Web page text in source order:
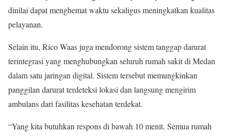
dinilai dapat menghemat waktu sekaligus meningkatkan kualitas
pelayanan.
Selain itu, Rico Waas juga mendorong sistem tanggap darurat
terintegrasi yang menghubungkan seluruh rumah sakit di Medan
dalam satu jaringan digital. Sistem tersebut memungkinkan
panggilan darurat terdeteksi lokasi dan langsung mengirim
ambulans dari fasilitas kesehatan terdekat.
“Yang kita butuhkan respons di bawah 10 menit. Semua rumah